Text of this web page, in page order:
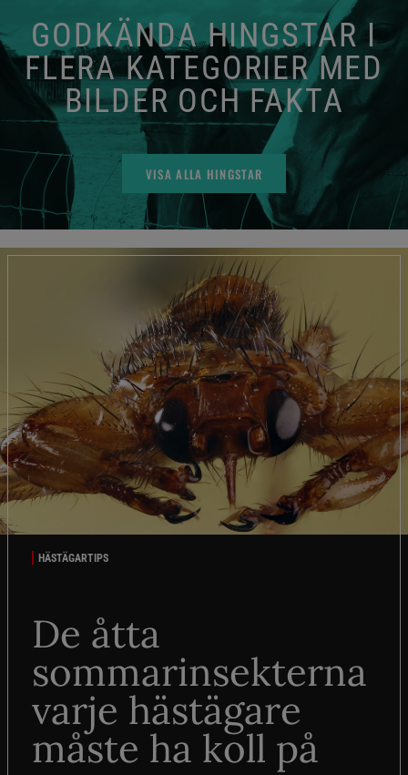
GODKÄNDA HINGSTAR I
FLERA KATEGORIER MED
BILDER OCH FAKTA
VISA ALLA HINGSTAR
HÄSTÄGARTIPS
De åtta
sommarinsekterna
varje hästägare
måste ha koll på